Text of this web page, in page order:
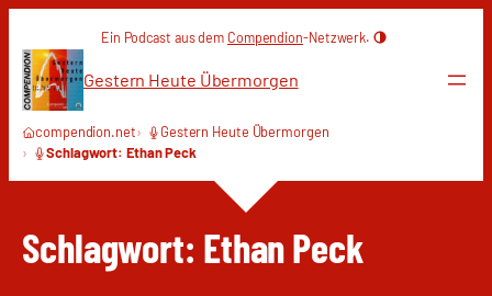
Inhalt
springen
Ein Podcast aus dem Compendion-Netzwerk.
Gestern Heute Übermorgen
compendion.net
Gestern Heute Übermorgen
Schlagwort: Ethan Peck
Schlagwort: Ethan Peck